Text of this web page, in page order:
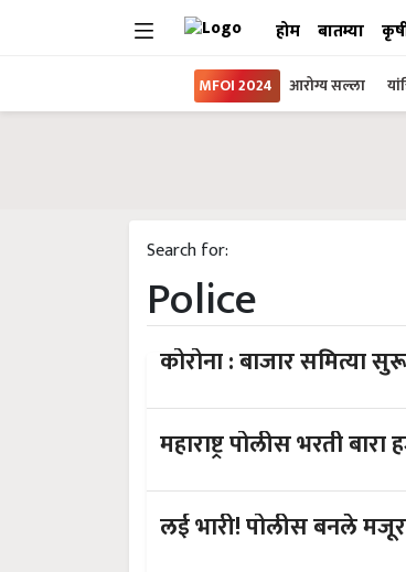
होम बातम्या
MFOI 2024 आरोग्य सल्ला
Search for:
Police
महाराष्ट्र पोलीस भरती
लई भारी! पोलीस बनले